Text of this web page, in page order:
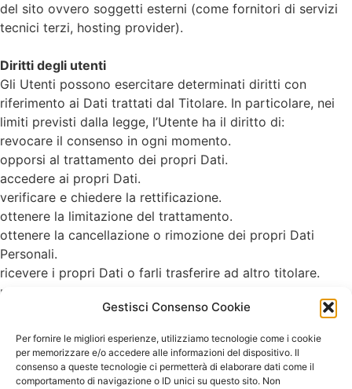
Gestisci Consenso Cookie
Per fornire le migliori esperienze, utilizziamo tecnologie come i cookie
per memorizzare e/o accedere alle informazioni del dispositivo. Il
consenso a queste tecnologie ci permetterà di elaborare dati come il
comportamento di navigazione o ID unici su questo sito. Non
del sito ovvero soggetti esterni (come fornitori di servizi
tecnici terzi, hosting provider).
Diritti degli utenti
Gli Utenti possono esercitare determinati diritti con
riferimento ai Dati trattati dal Titolare. In particolare, nei
limiti previsti dalla legge, l’Utente ha il diritto di:
revocare il consenso in ogni momento.
opporsi al trattamento dei propri Dati.
accedere ai propri Dati.
verificare e chiedere la rettificazione.
ottenere la limitazione del trattamento.
ottenere la cancellazione o rimozione dei propri Dati
Personali.
ricevere i propri Dati o farli trasferire ad altro titolare.
proporre reclamo.
Per esercitare i propri diritti, gli Utenti possono indirizzare
una richiesta ai recapiti del Titolare indicati in questo
documento. La richiesta può essere depositate